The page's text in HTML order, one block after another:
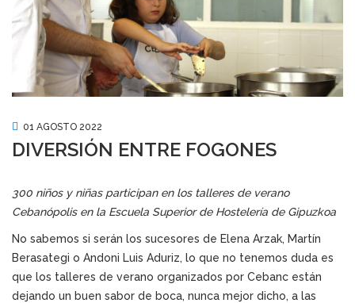
01 AGOSTO 2022
DIVERSIÓN ENTRE FOGONES
300 niños y niñas participan en los talleres de verano
Cebanópolis en la Escuela Superior de Hostelería de Gipuzkoa
No sabemos si serán los sucesores de Elena Arzak, Martín
Berasategi o Andoni Luis Aduriz, lo que no tenemos duda es
que los talleres de verano organizados por Cebanc están
dejando un buen sabor de boca, nunca mejor dicho, a las